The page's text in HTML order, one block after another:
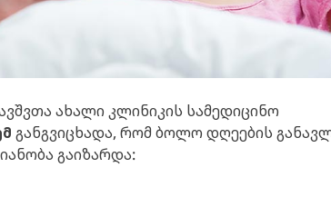
ახალი კლინიკის სამედიცინო
განგვიცხადა, რომ ბოლო დღეების
გაიზარდა: